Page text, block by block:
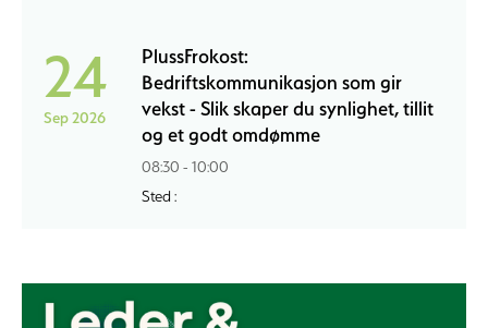
24
Sep 2026
PlussFrokost:
Bedriftskommunikasjon som gir
vekst - Slik skaper du synlighet, tillit
og et godt omdømme
08:30 - 10:00
Sted :